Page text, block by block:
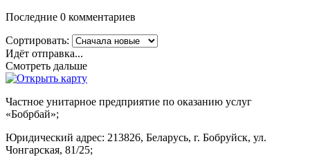
Последние 0 комментариев
Сортировать:
Идёт отправка...
Смотреть дальше
Частное унитарное предприятие по оказанию услуг
«Бобрбай»;
Юридический адрес: 213826, Беларусь, г. Бобруйск, ул.
Чонгарская, 81/25;